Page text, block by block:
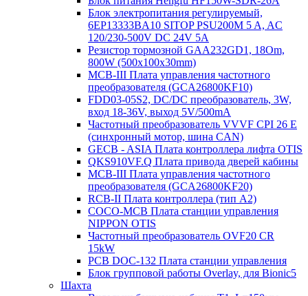
Блок электропитания регулируемый,
6EP13333BA10 SITOP PSU200M 5 A, AC
120/230-500V DC 24V 5A
Резистор тормозной GAA232GD1, 18Om,
800W (500x100x30mm)
MCB-III Плата управления частотного
преобразователя (GCA26800KF10)
FDD03-05S2, DC/DC преобразователь, 3W,
вход 18-36V, выход 5V/500mA
Частотный преобразователь VVVF CPI 26 E
(синхронный мотор, шина CAN)
GECB - ASIA Плата контроллера лифта OTIS
QKS910VF.Q Плата привода дверей кабины
MCB-III Плата управления частотного
преобразователя (GCA26800KF20)
RCB-II Плата контроллера (тип A2)
COCO-MCB Плата станции управления
NIPPON OTIS
Частотный преобразователь OVF20 CR
15kW
PCB DOC-132 Плата станции управления
Блок групповой работы Overlay, для Bionic5
Шахта